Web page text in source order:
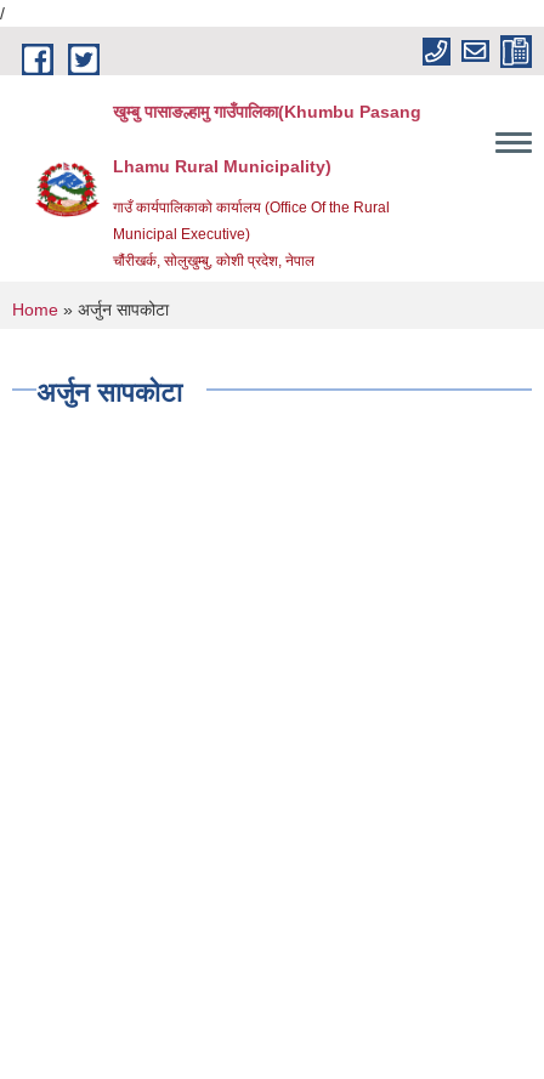
/
Skip to main content
खुम्बु पासाङल्हामु गाउँपालिका(Khumbu Pasang
Lhamu Rural Municipality)
गाउँ कार्यपालिकाको कार्यालय (Office Of the Rural
Municipal Executive)
चौंरीखर्क, सोलुखुम्बु, कोशी प्रदेश, नेपाल
You are here
Home » अर्जुन सापकोटा
अर्जुन सापकोटा